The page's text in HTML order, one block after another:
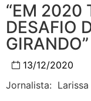
“EM 2020
DESAFIO
GIRANDO”
13/12/2020
Jornalista: